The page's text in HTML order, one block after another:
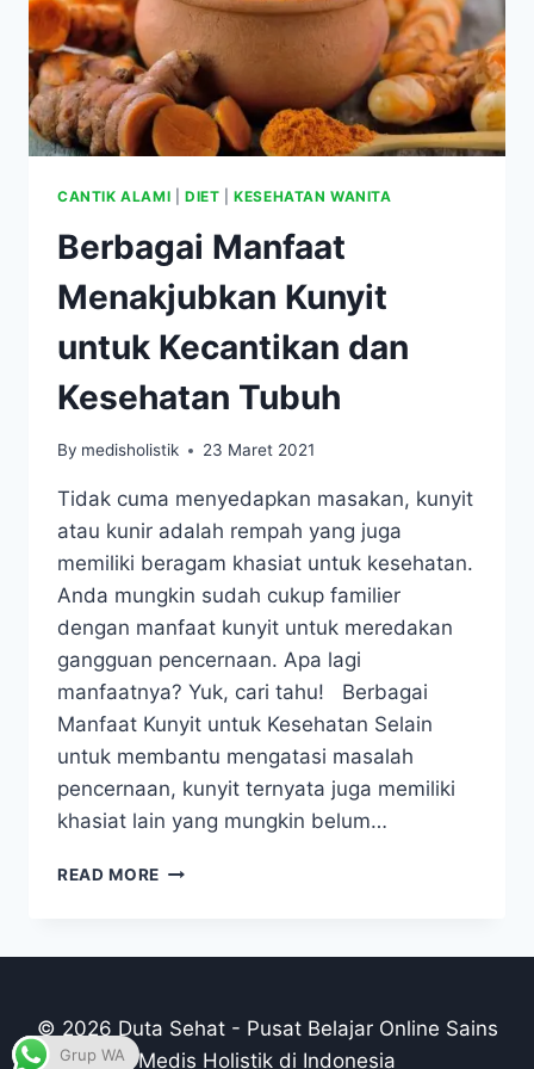
CANTIK ALAMI DIET |KESEHATAN WANITA
Berbagai Manfaat
Menakjubkan Kunyit
untuk Kecantikan dan
Kesehatan Tubuh
By medisholistik 23 Maret 2021
Tidak cuma menyedapkan masakan, kunyit
atau kunir adalah rempah yang juga
memiliki beragam khasiat untuk kesehatan.
Anda mungkin sudah cukup familier
dengan manfaat kunyit untuk meredakan
gangguan pencernaan. Apa lagi
manfaatnya? Yuk, cari tahu! Berbagai
Manfaat Kunyit untuk Kesehatan Selain
untuk membantu mengatasi masalah
pencernaan, kunyit ternyata juga memiliki
khasiat lain yang mungkin belum…
READ MORE BERBAGAI
DAN
© 2026 Duta Sehat - Pusat Belajar Online Sains
Medis Holistik di Indonesia
Grup WA